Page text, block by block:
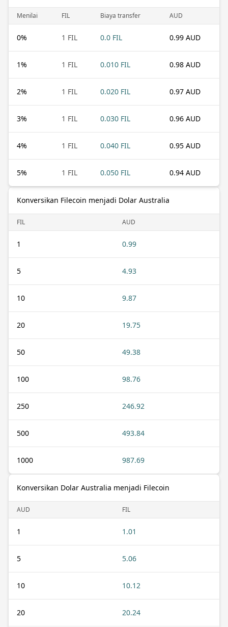
Menilai FIL Biaya transfer AUD
0% 1 FIL 0.0 FIL 0.99 AUD
1% 1 FIL 0.010 FIL 0.98 AUD
2% 1 FIL 0.020 FIL 0.97 AUD
3% 1 FIL 0.030 FIL 0.96 AUD
4% 1 FIL 0.040 FIL 0.95 AUD
5% 1 FIL 0.050 FIL 0.94 AUD
Konversikan Filecoin menjadi Dolar Australia
FIL AUD
1 0.99
5 4.93
10 9.87
20 19.75
50 49.38
100 98.76
250 246.92
500 493.84
1000 987.69
Konversikan Dolar Australia menjadi Filecoin
AUD FIL
1 1.01
5 5.06
10 10.12
20 20.24